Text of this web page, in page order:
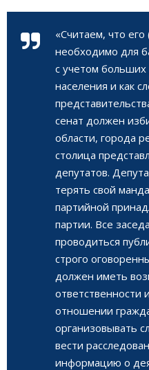
«Считаем, что
необходимо для
с учетом больших
населения и как
сенат должен
области, города
столица
депутатов.
терять свой
партийной
партии. Все
проводиться
строго
должен иметь
ответственности
отношении
организовывать
вести
информацию о